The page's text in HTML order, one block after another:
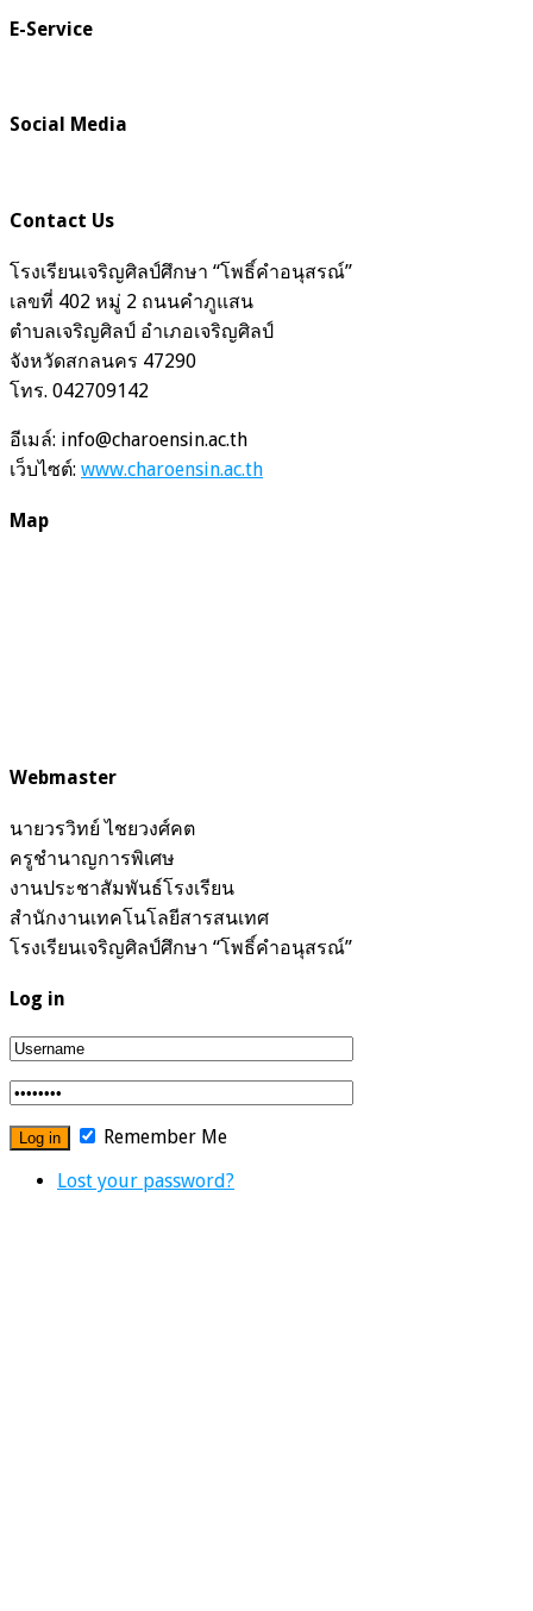
E-Service
Social Media
Contact Us
โรงเรียนเจริญศิลป์ศึกษา “โพธิ์คำอนุสรณ์”
เลขที่ 402 หมู่ 2 ถนนคำภูแสน
ตำบลเจริญศิลป์ อำเภอเจริญศิลป์
จังหวัดสกลนคร 47290
โทร. 042709142
อีเมล์: info@charoensin.ac.th
เว็บไซต์: www.charoensin.ac.th
Map
Webmaster
นายวรวิทย์ ไชยวงศ์คต
ครูชำนาญการพิเศษ
งานประชาสัมพันธ์โรงเรียน
สำนักงานเทคโนโลยีสารสนเทศ
โรงเรียนเจริญศิลป์ศึกษา “โพธิ์คำอนุสรณ์”
Log in
Remember Me
Lost your password?